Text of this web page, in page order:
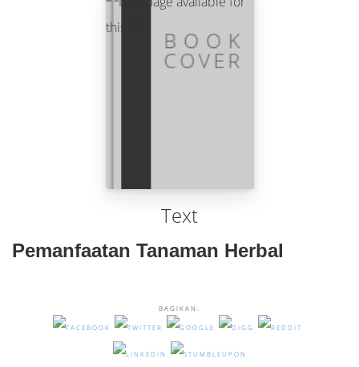
Text
Pemanfaatan Tanaman Herbal
BAGIKAN: